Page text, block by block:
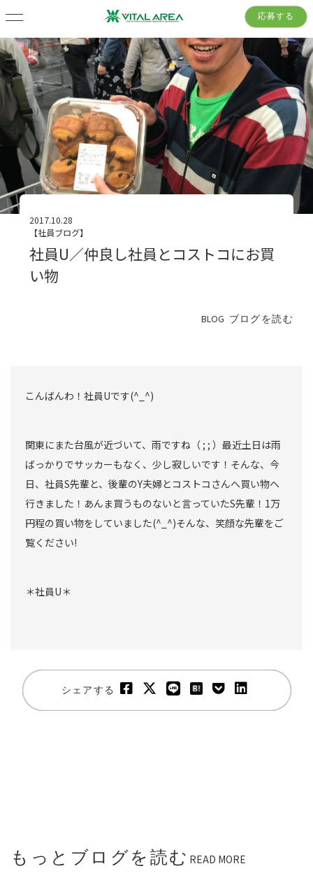
応募する
2017.10.28
【社員ブログ】
社員U／仲良し社員とコストコにお買
い物
BLOG ブログを読む
こんばんわ！社員Uです(^_^)
関東にまた台風が近づいて、雨ですね（ ; ; ）最近土日は雨
ばっかりでサッカーもなく、少し寂しいです！そんな、今
日、社員S先輩と、後輩のY夫婦とコストコさんへ買い物へ
行きました！あんま買うものないと言っていたS先輩！1万
円程の買い物をしていました(^_^)そんな、笑顔な先輩をご
覧ください!
＊社員U＊
シェアする
もっとブログを読む READ MORE